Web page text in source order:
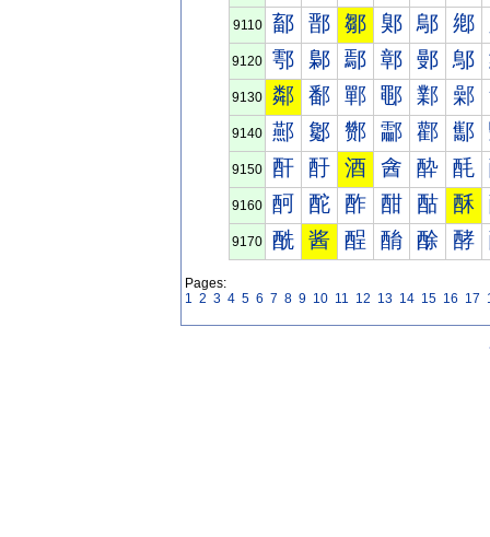
9110 鄐 鄑 鄒 鄓 鄔 鄕
9120 鄠 鄡 鄢 鄣 鄤 鄥
9130 鄰 鄱 鄲 鄳 鄴 鄵
9140 酀 酁 酂 酃 酄 酅
9150 酐 酑 酒 酓 酔 酕
9160 酠 酡 酢 酣 酤 酥
9170 酰 酱 酲 酳 酴 酵
Pages:
1 2 3 4 5 6 7 8 9 10 11 12 13 14 15 16 17